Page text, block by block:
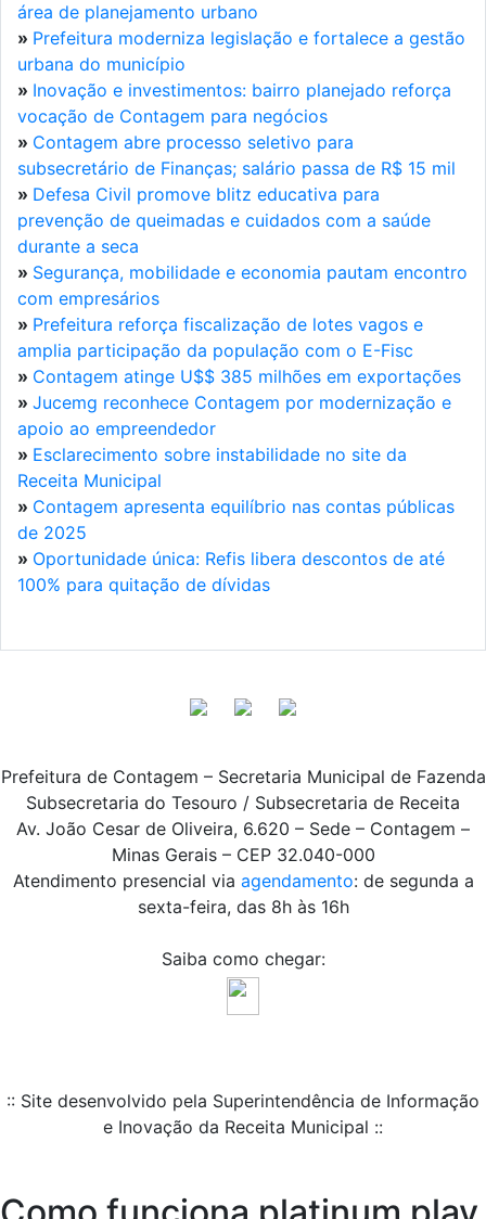
área de planejamento urbano
» Prefeitura moderniza legislação e fortalece a gestão
urbana do município
» Inovação e investimentos: bairro planejado reforça
vocação de Contagem para negócios
» Contagem abre processo seletivo para
subsecretário de Finanças; salário passa de R$ 15 mil
» Defesa Civil promove blitz educativa para
prevenção de queimadas e cuidados com a saúde
durante a seca
» Segurança, mobilidade e economia pautam encontro
com empresários
» Prefeitura reforça fiscalização de lotes vagos e
amplia participação da população com o E-Fisc
» Contagem atinge U$$ 385 milhões em exportações
» Jucemg reconhece Contagem por modernização e
apoio ao empreendedor
» Esclarecimento sobre instabilidade no site da
Receita Municipal
» Contagem apresenta equilíbrio nas contas públicas
de 2025
» Oportunidade única: Refis libera descontos de até
100% para quitação de dívidas
Prefeitura de Contagem – Secretaria Municipal de Fazenda
Subsecretaria do Tesouro / Subsecretaria de Receita
Av. João Cesar de Oliveira, 6.620 – Sede – Contagem –
Minas Gerais – CEP 32.040-000
Atendimento presencial via agendamento: de segunda a
sexta-feira, das 8h às 16h
Saiba como chegar:
:: Site desenvolvido pela Superintendência de Informação
e Inovação da Receita Municipal ::